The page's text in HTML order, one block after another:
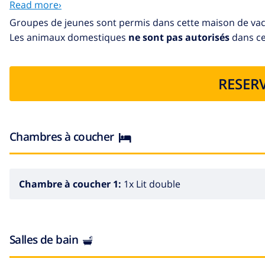
of the entrances of the village. Walking through the
Travel
Read more›
Groupes de jeunes sont permis dans cette maison de
Les animaux domestiques ne sont pas autorisés dans
Chambres à coucher
Chambre à coucher 1: 1x Lit double
Salles de bain